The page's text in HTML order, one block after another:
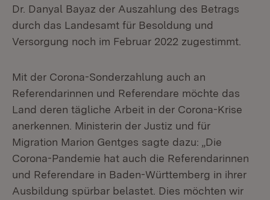
Dr. Danyal Bayaz der Auszahlung des Betrags
durch das Landesamt für Besoldung und
Versorgung noch im Februar 2022 zugestimmt.
Mit der Corona-Sonderzahlung auch an
Referendarinnen und Referendare möchte das
Land deren tägliche Arbeit in der Corona-Krise
anerkennen. Ministerin der Justiz und für
Migration Marion Gentges sagte dazu: „Die
Corona-Pandemie hat auch die Referendarinnen
und Referendare in Baden-Württemberg in ihrer
Ausbildung spürbar belastet. Dies möchten wir